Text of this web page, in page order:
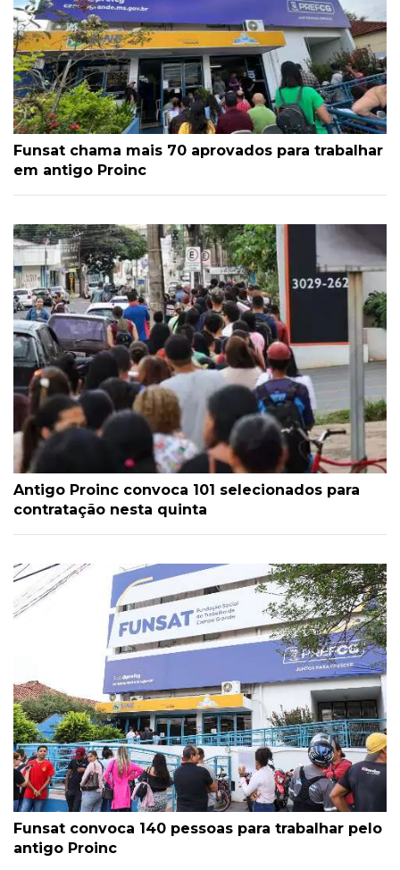
Funsat chama mais 70 aprovados para trabalhar
em antigo Proinc
Antigo Proinc convoca 101 selecionados para
contratação nesta quinta
Funsat convoca 140 pessoas para trabalhar pelo
antigo Proinc